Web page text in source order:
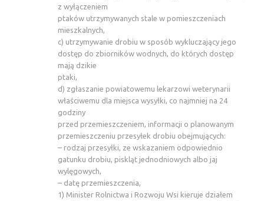
z wyłączeniem
ptaków utrzymywanych stale w pomieszczeniach
mieszkalnych,
c) utrzymywanie drobiu w sposób wykluczający jego
dostęp do zbiorników wodnych, do których dostęp
mają dzikie
ptaki,
d) zgłaszanie powiatowemu lekarzowi weterynarii
właściwemu dla miejsca wysyłki, co najmniej na 24
godziny
przed przemieszczeniem, informacji o planowanym
przemieszczeniu przesyłek drobiu obejmujących:
– rodzaj przesyłki, ze wskazaniem odpowiednio
gatunku drobiu, piskląt jednodniowych albo jaj
wylęgowych,
– datę przemieszczenia,
1) Minister Rolnictwa i Rozwoju Wsi kieruje działem